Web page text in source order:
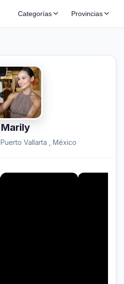
Categorías Provincias
Marily
Puerto Vallarta , México